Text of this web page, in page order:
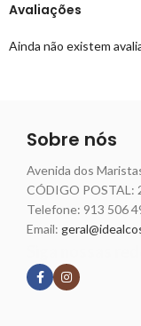
Avaliações
Ainda não existem
Sobre nós
Avenida dos
CÓDIGO POSTAL:
Telefone: 913 506
Email: